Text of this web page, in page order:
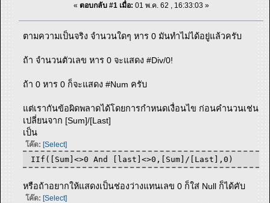
« ตอบกลับ #1 เมื่อ: 01 พ.ค. 62 , 16:33:03 »
ตามความเป็นจริง จำนวนใดๆ หาร 0 มันทำไม่ได้อยู่แล้วครับ
ถ้า จำนวนตัวเลข หาร 0 จะแสดง #Div/0!
ถ้า 0 หาร 0 ก็จะแสดง #Num ครับ
แต่เรากันข้อผิดพลาดได้โดยการกำหนดเงื่อนไข ก่อนคำนวนเช่น
เปลี่ยนจาก [Sum]/[Last]
เป็น
โค๊ด: [Select]
IIf([Sum]<>0 And [last]<>0,[Sum]/[Last],0)
หรือถ้าอยากให้แสดงเป็นช่องว่างแทนเลข 0 ก็ใส่ Null ก็ได้คับ
โค๊ด: [Select]